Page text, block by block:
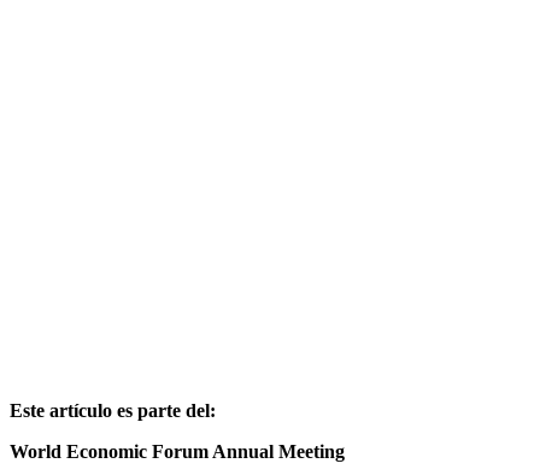
Este artículo es parte del:
World Economic Forum Annual Meeting